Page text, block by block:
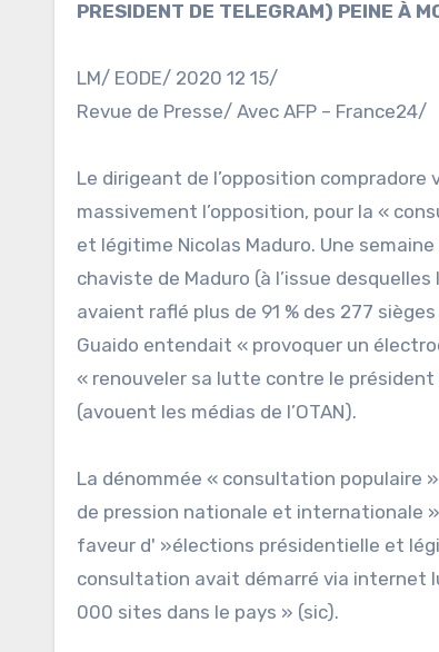
PRESIDENT DE TELEGRAM) PEINE À
LM/ EODE/ 2020 12 15/
Revue de Presse/ Avec AFP – France24/
Le dirigeant de l’opposition compradore
massivement l’opposition, pour la «
et légitime Nicolas Maduro. Une
chaviste de Maduro (à l’issue
avaient raflé plus de 91 % des 277
Guaido entendait « provoquer un
« renouveler sa lutte contre le président
(avouent les médias de l’OTAN).
La dénommée « consultation populaire
de pression nationale et internationale
faveur d' »élections présidentielle et
consultation avait démarré via internet
000 sites dans le pays » (sic).